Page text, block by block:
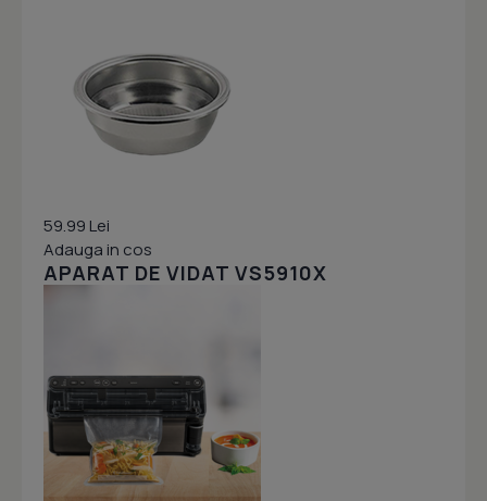
59.99 Lei
Adauga in cos
APARAT DE VIDAT VS5910X